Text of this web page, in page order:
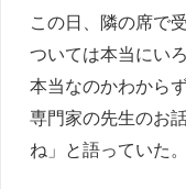
この日、隣の席で
ついては本当にい
本当なのかわから
専門家の先生のお
ね」と語っていた。